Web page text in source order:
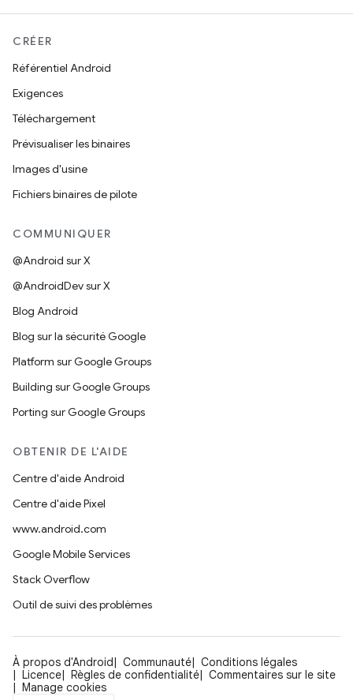
CRÉER
Référentiel Android
Exigences
Téléchargement
Prévisualiser les binaires
Images d'usine
Fichiers binaires de pilote
COMMUNIQUER
@Android sur X
@AndroidDev sur X
Blog Android
Blog sur la sécurité Google
Platform sur Google Groups
Building sur Google Groups
Porting sur Google Groups
OBTENIR DE L'AIDE
Centre d'aide Android
Centre d'aide Pixel
www.android.com
Google Mobile Services
Stack Overflow
Outil de suivi des problèmes
À propos d'Android Communauté
Conditions légales
Licence
Règles de confidentialité
Commentaires sur le site
Manage cookies